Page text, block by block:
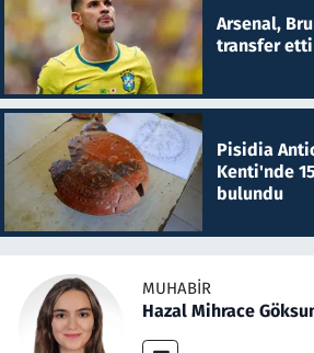
Arsenal,
transfer etti
Pisidia
Kenti'nde
bulundu
MUHABIR
Hazal Mihrace